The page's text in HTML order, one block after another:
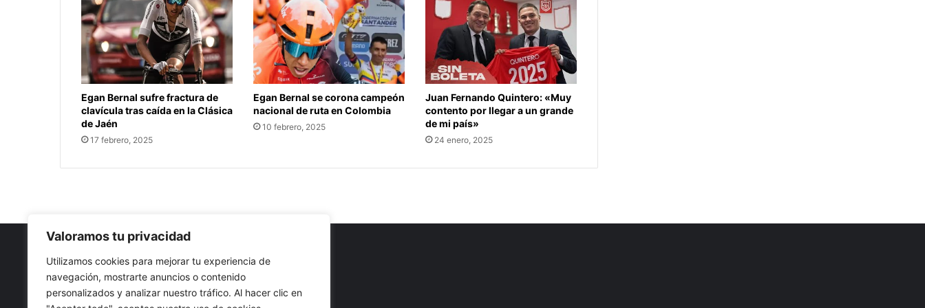
Valoramos tu privacidad
Utilizamos cookies para mejorar tu experiencia de
navegación, mostrarte anuncios o contenido
personalizados y analizar nuestro tráfico. Al hacer clic en
Egan Bernal sufre fractura de
clavícula tras caída en la Clásica
de Jaén
17 febrero, 2025
Egan Bernal se corona campeón
nacional de ruta en Colombia
10 febrero, 2025
Juan Fernando Quintero: «Muy
contento por llegar a un grande
de mi país»
24 enero, 2025
Nuestro propósito: Compartir opinión, actualidad y noticias
con la mejor calidad y sin censura.